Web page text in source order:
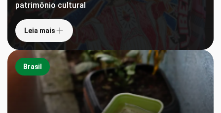
patrimônio cultural
Leia mais
Brasil